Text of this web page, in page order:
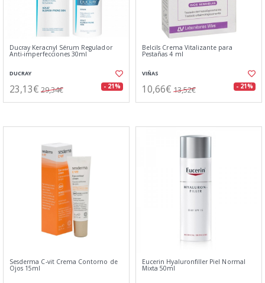
Ducray Keracnyl Sérum Regulador
Anti-imperfecciones 30ml
DUCRAY
23,13€ 29,34€ - 21%
Belcils Crema Vitalizante para
Pestañas 4 ml
VIÑAS
10,66€ 13,52€ - 21%
Sesderma C-vit Crema Contorno de
Ojos 15ml
Eucerin Hyaluronfiller Piel Normal
Mixta 50ml